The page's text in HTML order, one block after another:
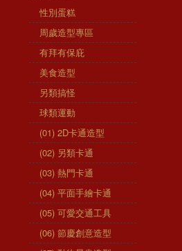
性別蛋糕
周歲造型專區
有拜有保庇
美食造型
另類搞怪
球類運動
(01) 2D卡通造型
(02) 另類卡通
(03) 熱門卡通
(04) 平面手繪卡通
(05) 可愛交通工具
(06) 節慶創意造型